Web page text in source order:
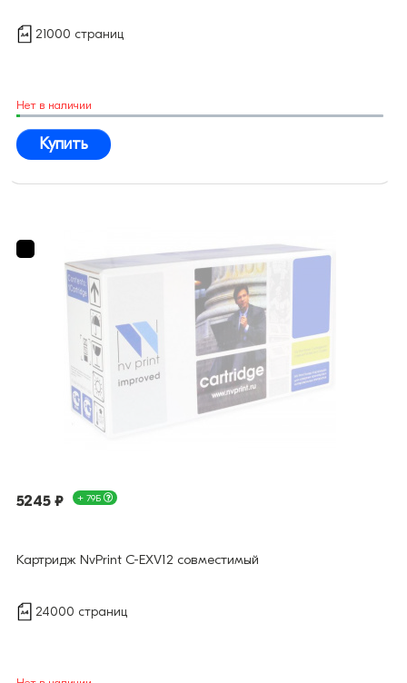
21000 страниц
Нет в наличии
Купить
5245 ₽ + 79Б
Картридж NvPrint C-EXV12 совместимый
24000 страниц